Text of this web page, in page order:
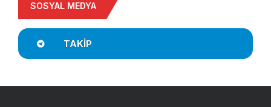
SOSYAL MEDYA
TAKIP